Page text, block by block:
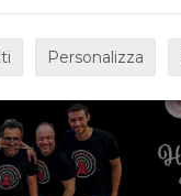
Personalizza